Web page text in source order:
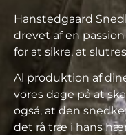
Hanstedgaard
drevet af en
for at sikre, at
Al produktion af
vores dage på at
også, at den
det rå træ i hans